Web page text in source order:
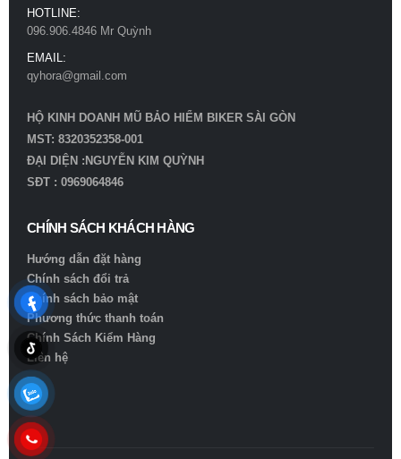
HOTLINE:
096.906.4846 Mr Quỳnh
EMAIL:
qyhora@gmail.com
HỘ KINH DOANH MŨ BẢO HIỂM BIKER SÀI GÒN
MST: 8320352358-001
ĐẠI DIỆN :NGUYỄN KIM QUỲNH
SĐT : 0969064846
CHÍNH SÁCH KHÁCH HÀNG
Hướng dẫn đặt hàng
Chính sách đổi trả
Chính sách bảo mật
Phương thức thanh toán
Chính Sách Kiểm Hàng
Liên hệ